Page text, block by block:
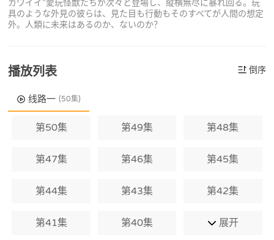
カワイイ”愛玩怪獣たちが次々と登場し、縦横無尽に暴れ回る。玩
具のような外見の彼らは、見た目も行動もそのすべてが人間の想定
外。人類に未来はあるのか、ないのか？
播放列表 倒序
线路一 (50集)
第50集 第49集 第48集
第47集 第46集 第45集
第44集 第43集 第42集
第41集 第40集 展开